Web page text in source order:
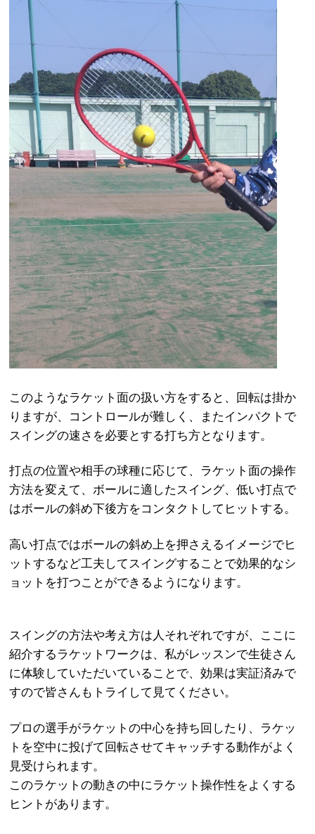
このようなラケット面の扱い方をすると、回転は掛か
りますが、コントロールが難しく、またインパクトで
スイングの速さを必要とする打ち方となります。
打点の位置や相手の球種に応じて、ラケット面の操作
方法を変えて、ボールに適したスイング、低い打点で
はボールの斜め下後方をコンタクトしてヒットする。
高い打点ではボールの斜め上を押さえるイメージでヒ
ットするなど工夫してスイングすることで効果的なシ
ョットを打つことができるようになります。
スイングの方法や考え方は人それぞれですが、ここに
紹介するラケットワークは、私がレッスンで生徒さん
に体験していただいていることで、効果は実証済みで
すので皆さんもトライして見てください。
プロの選手がラケットの中心を持ち回したり、ラケッ
トを空中に投げて回転させてキャッチする動作がよく
見受けられます。
このラケットの動きの中にラケット操作性をよくする
ヒントがあります。